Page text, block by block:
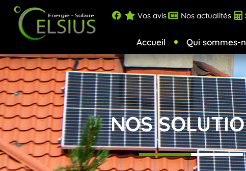
Vos avis Nos actualités
Accueil Qui sommes-
NOS